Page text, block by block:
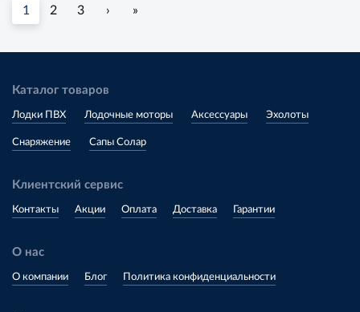
1 2 3 › »
Каталог товаров
Лодки ПВХ Лодочные моторы Аксессуары Эхолоты
Снаряжение Сапы Солар
Клиентский сервис
Контакты Акции Оплата Доставка Гарантии
О нас
О компании Блог Политика конфиденциальности